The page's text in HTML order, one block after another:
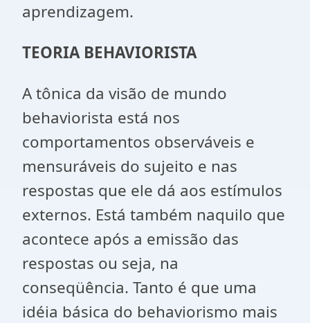
aprendizagem.
TEORIA BEHAVIORISTA
A tônica da visão de mundo
behaviorista está nos
comportamentos observáveis e
mensuráveis do sujeito e nas
respostas que ele dá aos estímulos
externos. Está também naquilo que
acontece após a emissão das
respostas ou seja, na
conseqüência. Tanto é que uma
idéia básica do behaviorismo mais